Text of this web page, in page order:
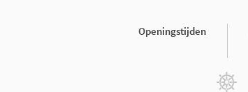
Openingstijden